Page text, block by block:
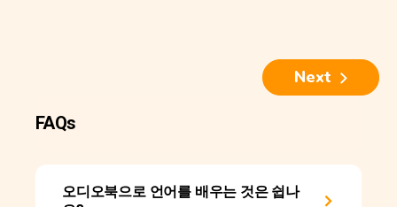
Next
FAQs
오디오북으로 언어를 배우는 것은 쉽나